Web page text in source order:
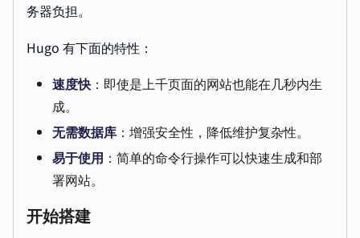
务器负担。
Hugo 有下面的特性：
速度快 ：即使是上千页面的网站也能在几秒内生
成。
无需数据库 ：增强安全性，降低维护复杂性。
易于使用 ：简单的命令行操作可以快速生成和部
署网站。
开始搭建